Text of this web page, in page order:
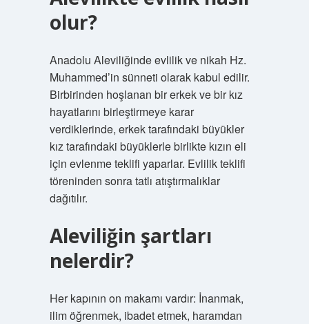
olur?
Anadolu Aleviliğinde evlilik ve nikah Hz.
Muhammed’in sünneti olarak kabul edilir.
Birbirinden hoşlanan bir erkek ve bir kız
hayatlarını birleştirmeye karar
verdiklerinde, erkek tarafındaki büyükler
kız tarafındaki büyüklerle birlikte kızın eli
için evlenme teklifi yaparlar. Evlilik teklifi
töreninden sonra tatlı atıştırmalıklar
dağıtılır.
Aleviliğin şartları
nelerdir?
Her kapının on makamı vardır: İnanmak,
ilim öğrenmek, ibadet etmek, haramdan